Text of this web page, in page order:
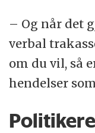
– Og når det
verbal
om du vil, så
hendelser